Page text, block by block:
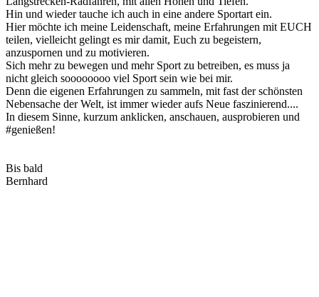
Hin und wieder tauche ich auch in eine andere Sportart ein.
Hier möchte ich meine Leidenschaft, meine Erfahrungen mit EUCH
teilen, vielleicht gelingt es mir damit, Euch zu begeistern,
anzuspornen und zu motivieren.
Sich mehr zu bewegen und mehr Sport zu betreiben, es muss ja
nicht gleich soooooooo viel Sport sein wie bei mir.
Denn die eigenen Erfahrungen zu sammeln, mit fast der schönsten
Nebensache der Welt, ist immer wieder aufs Neue faszinierend....
In diesem Sinne, kurzum anklicken, anschauen, ausprobieren und
#genießen!
Bis bald
Bernhard